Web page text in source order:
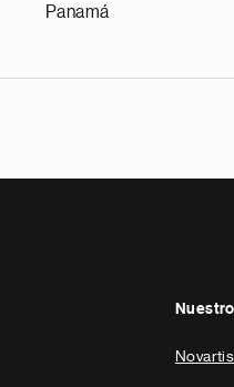
Panamá